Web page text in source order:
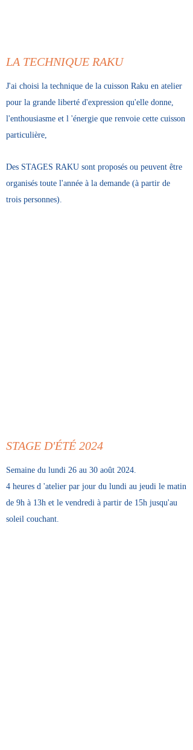
LA TECHNIQUE RAKU
J'ai choisi la technique de la cuisson Raku en atelier
pour la grande liberté d'expression qu'elle donne,
l'enthousiasme et l 'énergie que renvoie cette cuisson
particulière,
Des STAGES RAKU sont proposés ou peuvent être
organisés toute l'année à la demande (à partir de
trois personnes).
STAGE D'ÉTÉ 2024
Semaine du lundi 26 au 30 août 2024.
4 heures d 'atelier par jour du lundi au jeudi le matin
de 9h à 13h et le vendredi à partir de 15h jusqu'au
soleil couchant.